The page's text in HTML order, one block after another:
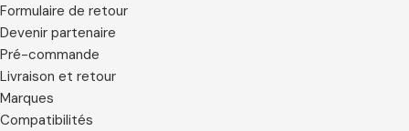
Formulaire de retour
Devenir partenaire
Pré-commande
Livraison et retour
Marques
Compatibilités